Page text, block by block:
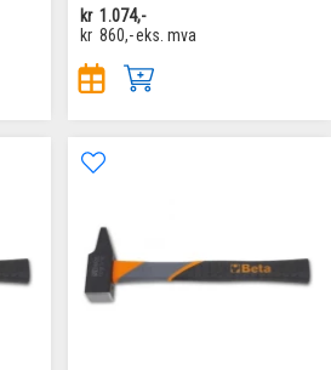
kr 1.074,-
kr 860,-eks. mva